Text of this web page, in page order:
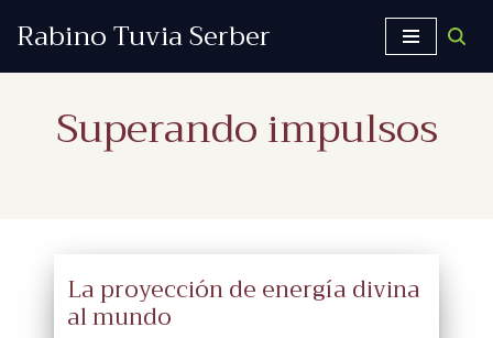
contenido
Rabino Tuvia Serber
Superando impulsos
La proyección de energía divina
al mundo